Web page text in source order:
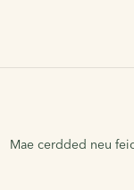
Mae cerdded neu